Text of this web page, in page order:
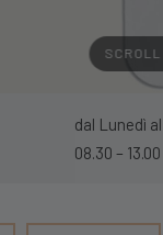
SCROLL
dal Lunedì
08.30 –